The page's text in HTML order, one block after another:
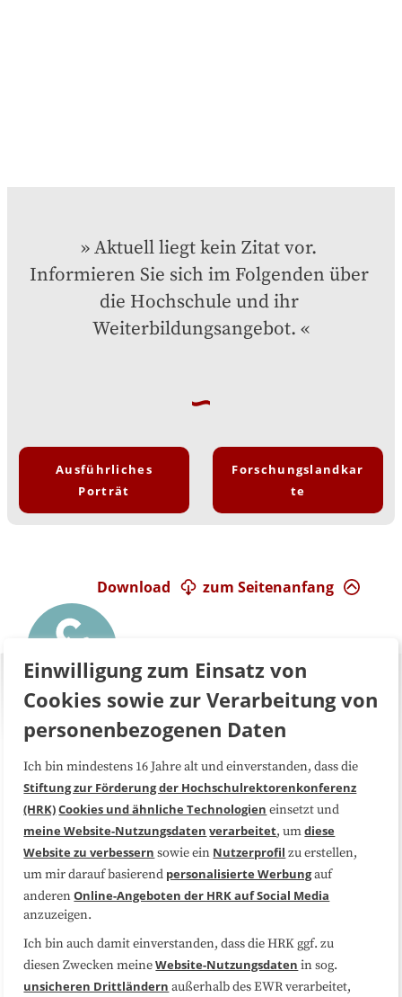
Aktuell liegt kein Zitat vor.
Informieren Sie sich im Folgenden über
die Hochschule und ihr
Weiterbildungsangebot.
Ausführliches
Porträt
Forschungslandkar
te
zum Seitenanfang
Download
Über uns FAQ
Medienarbeit Kooperationen
Datenschutzerklärung Impressum
Sitemap
Folgen Sie uns
Einwilligung zum Einsatz von
Cookies sowie zur Verarbeitung von
personenbezogenen Daten
Ich bin mindestens 16 Jahre alt und einverstanden, dass die
Stiftung zur Förderung der Hochschulrektorenkonferenz
(HRK)Cookies und ähnliche Technologien einsetzt und
meine Website-Nutzungsdaten verarbeitet, umdiese
Website zu verbessern sowie ein Nutzerprofil zu erstellen,
um mir darauf basierend personalisierte Werbungauf
anderenOnline-Angeboten der HRK auf Social Media
anzuzeigen.
Ich bin auch damit einverstanden, dass die HRK ggf. zu
diesen Zwecken meineWebsite-Nutzungsdaten in sog.
unsicheren Drittländern außerhalb des EWR verarbeitet,